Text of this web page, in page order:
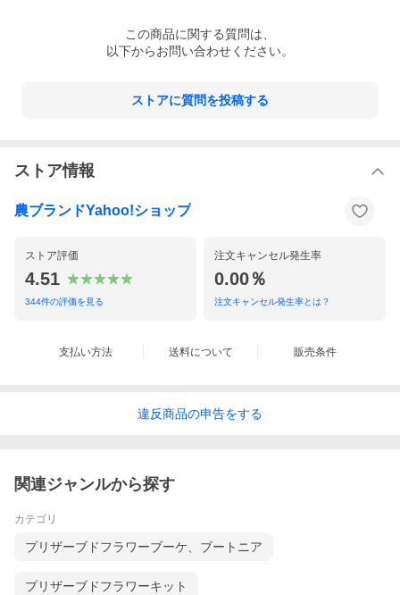
この商品に関する質問は、
以下からお問い合わせください。
ストアに質問を投稿する
ストア情報
農ブランドYahoo!ショップ
ストア評価
4.51
344件の評価を見る
注文キャンセル発生率
0.00％
注文キャンセル発生率とは？
支払い方法 送料について 販売条件
違反商品の申告をする
関連ジャンルから探す
カテゴリ
プリザーブドフラワーブーケ、ブートニア
プリザーブドフラワーキット